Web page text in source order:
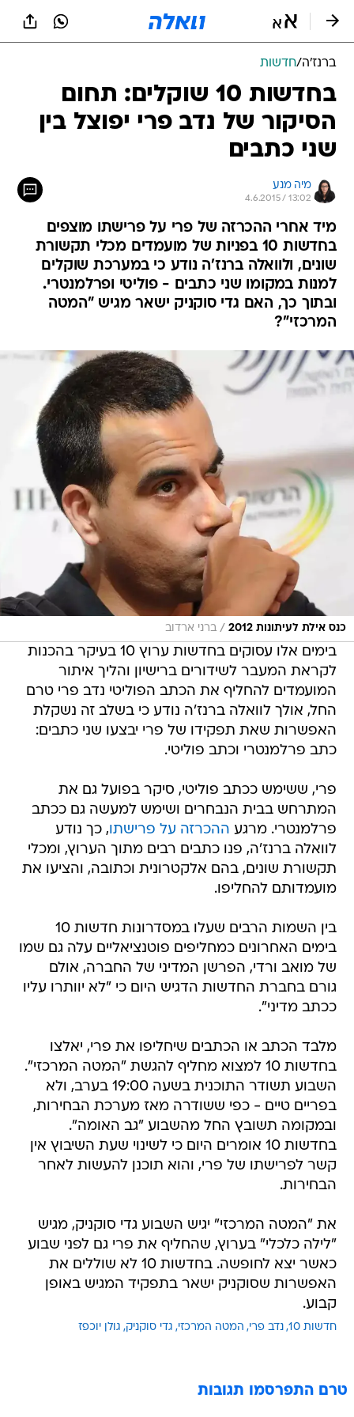
ברנז'ה/חדשות
בחדשות 10 שוקלים: תחום
הסיקור של נדב פרי יפוצל בין
שני כתבים
מיה מנע
4.6.2015 / 13:02
מיד אחרי ההכרזה של פרי על פרישתו מוצפים
בחדשות 10 בפניות של מועמדים מכלי תקשורת
שונים, ולוואלה ברנז'ה נודע כי במערכת שוקלים
למנות במקומו שני כתבים - פוליטי ופרלמנטרי.
ובתוך כך, האם גדי סוקניק ישאר מגיש "המטה
המרכזי"?
כנס אילת לעיתונות 2012 / ברני ארדוב
בימים אלו עסוקים בחדשות ערוץ 10 בעיקר בהכנות
לקראת המעבר לשידורים ברישיון והליך איתור
המועמדים להחליף את הכתב הפוליטי נדב פרי טרם
החל, אולך לוואלה ברנז'ה נודע כי בשלב זה נשקלת
האפשרות שאת תפקידו של פרי יבצעו שני כתבים:
כתב פרלמנטרי וכתב פוליטי.
פרי, ששימש ככתב פוליטי, סיקר בפועל גם את
המתרחש בבית הנבחרים ושימש למעשה גם ככתב
פרלמנטרי. מרגע ההכרזה על פרישתו, כך נודע
לוואלה ברנז'ה, פנו כתבים רבים מתוך הערוץ, ומכלי
תקשורת שונים, בהם אלקטרונית וכתובה, והציעו את
מועמדותם להחליפו.
בין השמות הרבים שעלו במסדרונות חדשות 10
בימים האחרונים כמחליפים פוטנציאליים עלה גם שמו
של מואב ורדי, הפרשן המדיני של החברה, אולם
גורם בחברת החדשות הדגיש היום כי "לא יוותרו עליו
ככתב מדיני".
מלבד הכתב או הכתבים שיחליפו את פרי, יאלצו
בחדשות 10 למצוא מחליף להגשת "המטה המרכזי".
השבוע תשודר התוכנית בשעה 19:00 בערב, ולא
בפריים טיים - כפי ששודרה מאז מערכת הבחירות,
ובמקומה תשובץ החל מהשבוע "גב האומה".
בחדשות 10 אומרים היום כי לשינוי שעת השיבוץ אין
קשר לפרישתו של פרי, והוא תוכנן להעשות לאחר
הבחירות.
את "המטה המרכזי" יגיש השבוע גדי סוקניק, מגיש
"לילה כלכלי" בערוץ, שהחליף את פרי גם לפני שבוע
כאשר יצא לחופשה. בחדשות 10 לא שוללים את
האפשרות שסוקניק ישאר בתפקיד המגיש באופן
קבוע.
חדשות 10 נדב פרי המטה המרכזי גדי סוקניק גולן יוכפז
טרם התפרסמו תגובות